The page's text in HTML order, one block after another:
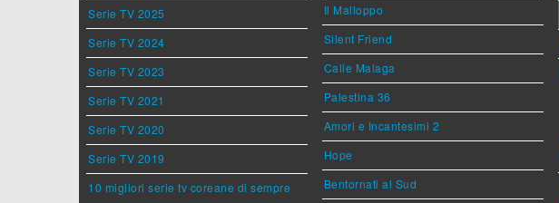
Serie TV 2025
Serie TV 2024
Serie TV 2023
Serie TV 2021
Serie TV 2020
Serie TV 2019
10 migliori serie tv coreane di sempre
Il Malloppo
Silent Friend
Calle Malaga
Palestina 36
Amori e Incantesimi 2
Hope
Bentornati al Sud